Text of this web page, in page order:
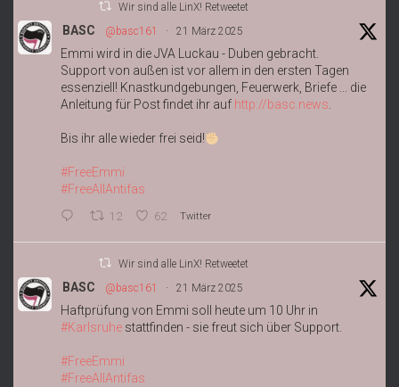
Wir sind alle LinX! Retweetet
BASC @basc161 · 21 März 2025
Emmi wird in die JVA Luckau - Duben gebracht.
Support von außen ist vor allem in den ersten Tagen
essenziell! Knastkundgebungen, Feuerwerk, Briefe ... die
Anleitung für Post findet ihr auf http://basc.news.
Bis ihr alle wieder frei seid!
#FreeEmmi
#FreeAllAntifas
12 62 Twitter
Wir sind alle LinX! Retweetet
BASC @basc161 · 21 März 2025
Haftprüfung von Emmi soll heute um 10 Uhr in
#Karlsruhe stattfinden - sie freut sich über Support.
#FreeEmmi
#FreeAllAntifas